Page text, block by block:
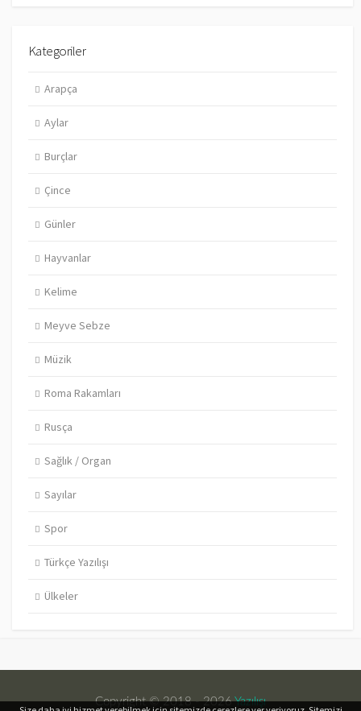
Kategoriler
Arapça
Aylar
Burçlar
Çince
Günler
Hayvanlar
Kelime
Meyve Sebze
Müzik
Roma Rakamları
Rusça
Sağlık / Organ
Sayılar
Spor
Türkçe Yazılışı
Ülkeler
Copyright © 2018 - 2026Yazılışı